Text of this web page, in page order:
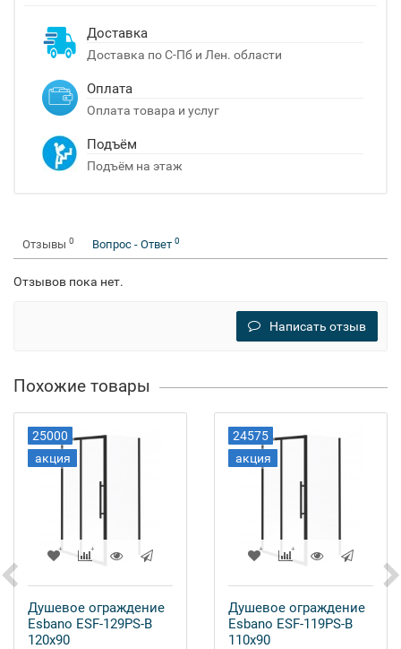
Доставка
Доставка по С-Пб и Лен. области
Оплата
Оплата товара и услуг
Подъём
Подъём на этаж
Отзывы 0 Вопрос - Ответ 0
Отзывов пока нет.
Написать отзыв
Похожие товары
25000
акция
Душевое ограждение
Esbano ESF-129PS-B
120x90
24575
акция
Душевое ограждение
Esbano ESF-119PS-B
110x90